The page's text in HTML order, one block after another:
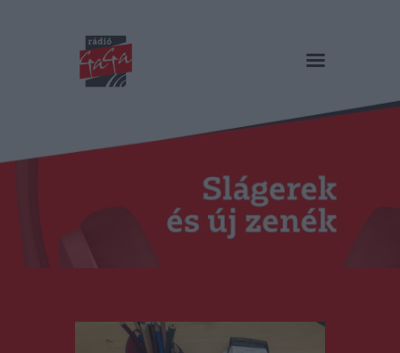
RÁDIÓ GAGA
Műsorok
Duma Duba
Podcast és videók
Stáb
Kapcsolat